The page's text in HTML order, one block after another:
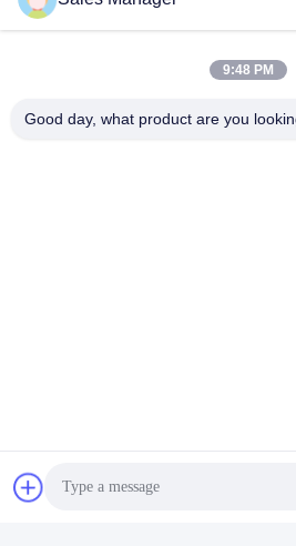
de Jonge oslader van de
9:48 PM
Good day, what product are you